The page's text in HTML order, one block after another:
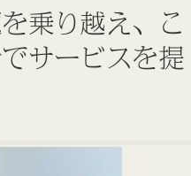
乗り越え、こ
サービスを提